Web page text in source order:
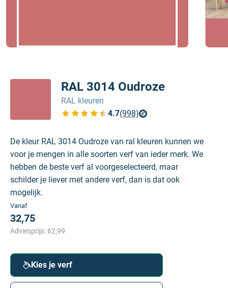
RAL 3014 Oudroze
RAL kleuren
4.7(998)
Bekijk de verfplaza beoordelingen
De kleur RAL 3014 Oudroze van ral kleuren kunnen we
voor je mengen in alle soorten verf van ieder merk. We
hebben de beste verf al voorgeselecteerd, maar
schilder je liever met andere verf, dan is dat ook
mogelijk.
Vanaf
32,75
Adviesprijs: 62,99
Kies je verf